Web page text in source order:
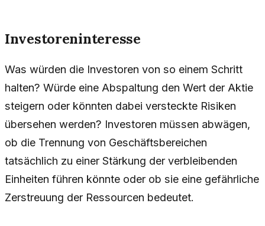
Investoreninteresse
Was würden die Investoren von so einem Schritt
halten? Würde eine Abspaltung den Wert der Aktie
steigern oder könnten dabei versteckte Risiken
übersehen werden? Investoren müssen abwägen,
ob die Trennung von Geschäftsbereichen
tatsächlich zu einer Stärkung der verbleibenden
Einheiten führen könnte oder ob sie eine gefährliche
Zerstreuung der Ressourcen bedeutet.